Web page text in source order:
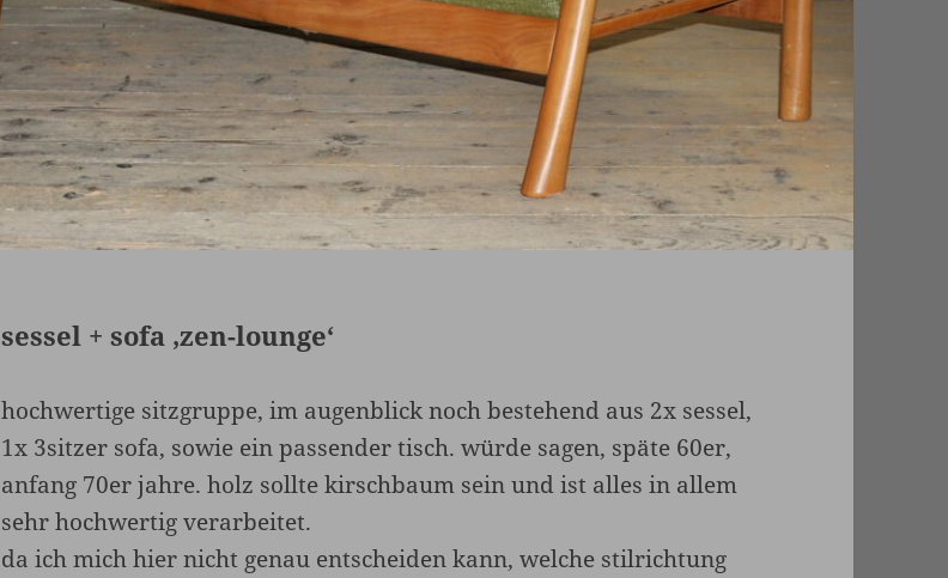
sessel + sofa ‚zen-lounge‘
hochwertige sitzgruppe, im augenblick noch bestehend aus 2x sessel,
1x 3sitzer sofa, sowie ein passender tisch. würde sagen, späte 60er,
anfang 70er jahre. holz sollte kirschbaum sein und ist alles in allem
sehr hochwertig verarbeitet.
da ich mich hier nicht genau entscheiden kann, welche stilrichtung